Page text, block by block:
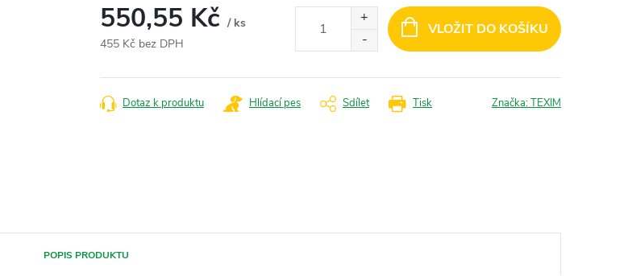
550,55 Kč / ks
455 Kč bez DPH
cena:
VLOŽIT DO KOŠÍKU
Tisk
Dotaz k produktu Hlídací pes Sdílet Značka:TEXIM
POPIS PRODUKTU